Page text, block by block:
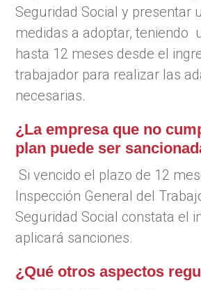
Seguridad Social y presentar
medidas a adoptar, teniendo
hasta 12 meses desde el
trabajador para realizar las
necesarias.
¿La empresa que no
plan puede ser
Si vencido el plazo de 12
Inspección General del
Seguridad Social constata el
aplicará sanciones.
¿Qué otros aspectos